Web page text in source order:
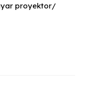
proyektor/